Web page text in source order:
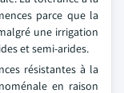
parce que la
une irrigation
et semi-arides.
résistantes à la
en raison